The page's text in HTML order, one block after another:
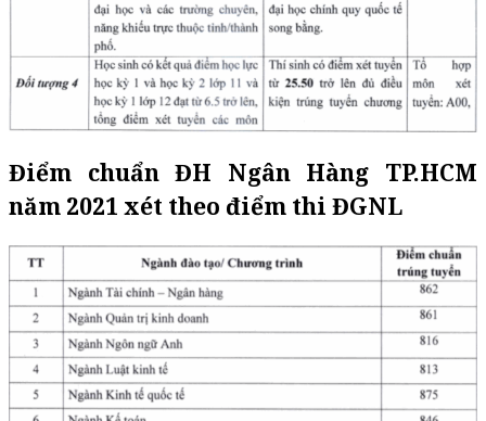
Điểm chuẩn ĐH Ngân Hàng TP.HCM
năm 2021 xét theo điểm thi ĐGNL